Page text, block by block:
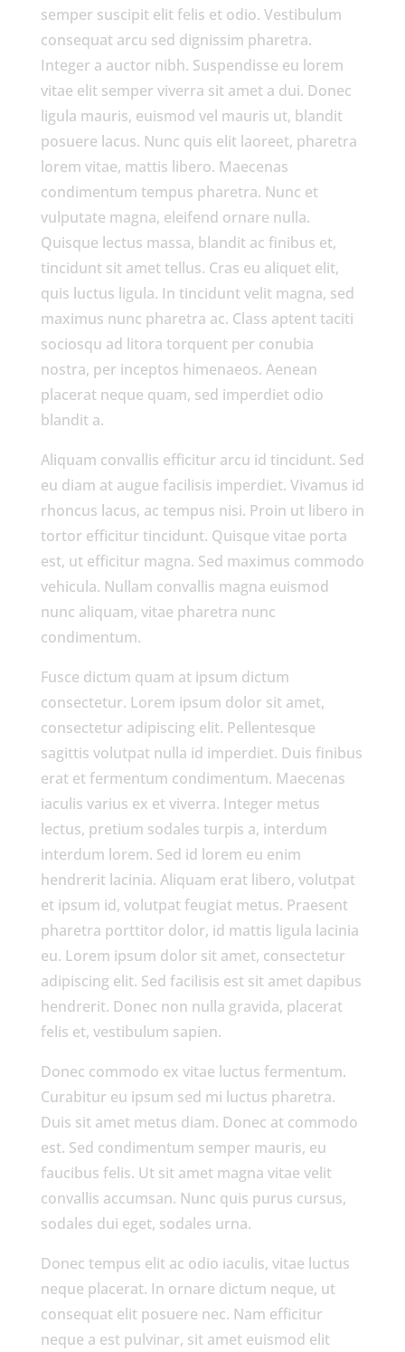
semper suscipit elit felis et odio. Vestibulum
consequat arcu sed dignissim pharetra.
Integer a auctor nibh. Suspendisse eu lorem
vitae elit semper viverra sit amet a dui. Donec
ligula mauris, euismod vel mauris ut, blandit
posuere lacus. Nunc quis elit laoreet, pharetra
lorem vitae, mattis libero. Maecenas
condimentum tempus pharetra. Nunc et
vulputate magna, eleifend ornare nulla.
Quisque lectus massa, blandit ac finibus et,
tincidunt sit amet tellus. Cras eu aliquet elit,
quis luctus ligula. In tincidunt velit magna, sed
maximus nunc pharetra ac. Class aptent taciti
sociosqu ad litora torquent per conubia
nostra, per inceptos himenaeos. Aenean
placerat neque quam, sed imperdiet odio
blandit a.
Aliquam convallis efficitur arcu id tincidunt. Sed
eu diam at augue facilisis imperdiet. Vivamus id
rhoncus lacus, ac tempus nisi. Proin ut libero in
tortor efficitur tincidunt. Quisque vitae porta
est, ut efficitur magna. Sed maximus commodo
vehicula. Nullam convallis magna euismod
nunc aliquam, vitae pharetra nunc
condimentum.
Fusce dictum quam at ipsum dictum
consectetur. Lorem ipsum dolor sit amet,
consectetur adipiscing elit. Pellentesque
sagittis volutpat nulla id imperdiet. Duis finibus
erat et fermentum condimentum. Maecenas
iaculis varius ex et viverra. Integer metus
lectus, pretium sodales turpis a, interdum
interdum lorem. Sed id lorem eu enim
hendrerit lacinia. Aliquam erat libero, volutpat
et ipsum id, volutpat feugiat metus. Praesent
pharetra porttitor dolor, id mattis ligula lacinia
eu. Lorem ipsum dolor sit amet, consectetur
adipiscing elit. Sed facilisis est sit amet dapibus
hendrerit. Donec non nulla gravida, placerat
felis et, vestibulum sapien.
Donec commodo ex vitae luctus fermentum.
Curabitur eu ipsum sed mi luctus pharetra.
Duis sit amet metus diam. Donec at commodo
est. Sed condimentum semper mauris, eu
faucibus felis. Ut sit amet magna vitae velit
convallis accumsan. Nunc quis purus cursus,
sodales dui eget, sodales urna.
Donec tempus elit ac odio iaculis, vitae luctus
neque placerat. In ornare dictum neque, ut
consequat elit posuere nec. Nam efficitur
neque a est pulvinar, sit amet euismod elit